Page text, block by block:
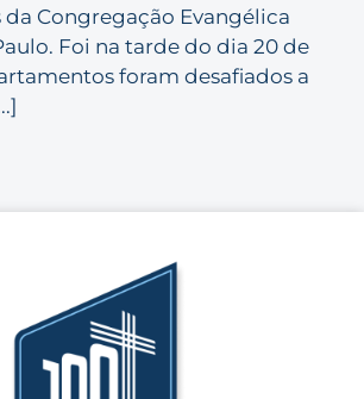
da Congregação Evangélica
Foi na tarde do dia 20 de
foram desafiados a